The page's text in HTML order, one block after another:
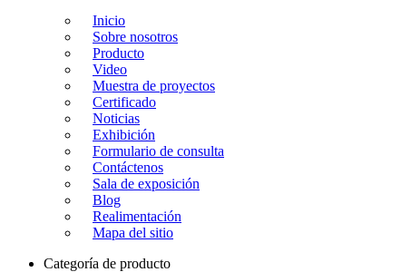
Inicio
Sobre nosotros
Producto
Video
Muestra de proyectos
Certificado
Noticias
Exhibición
Formulario de consulta
Contáctenos
Sala de exposición
Blog
Realimentación
Mapa del sitio
Categoría de producto